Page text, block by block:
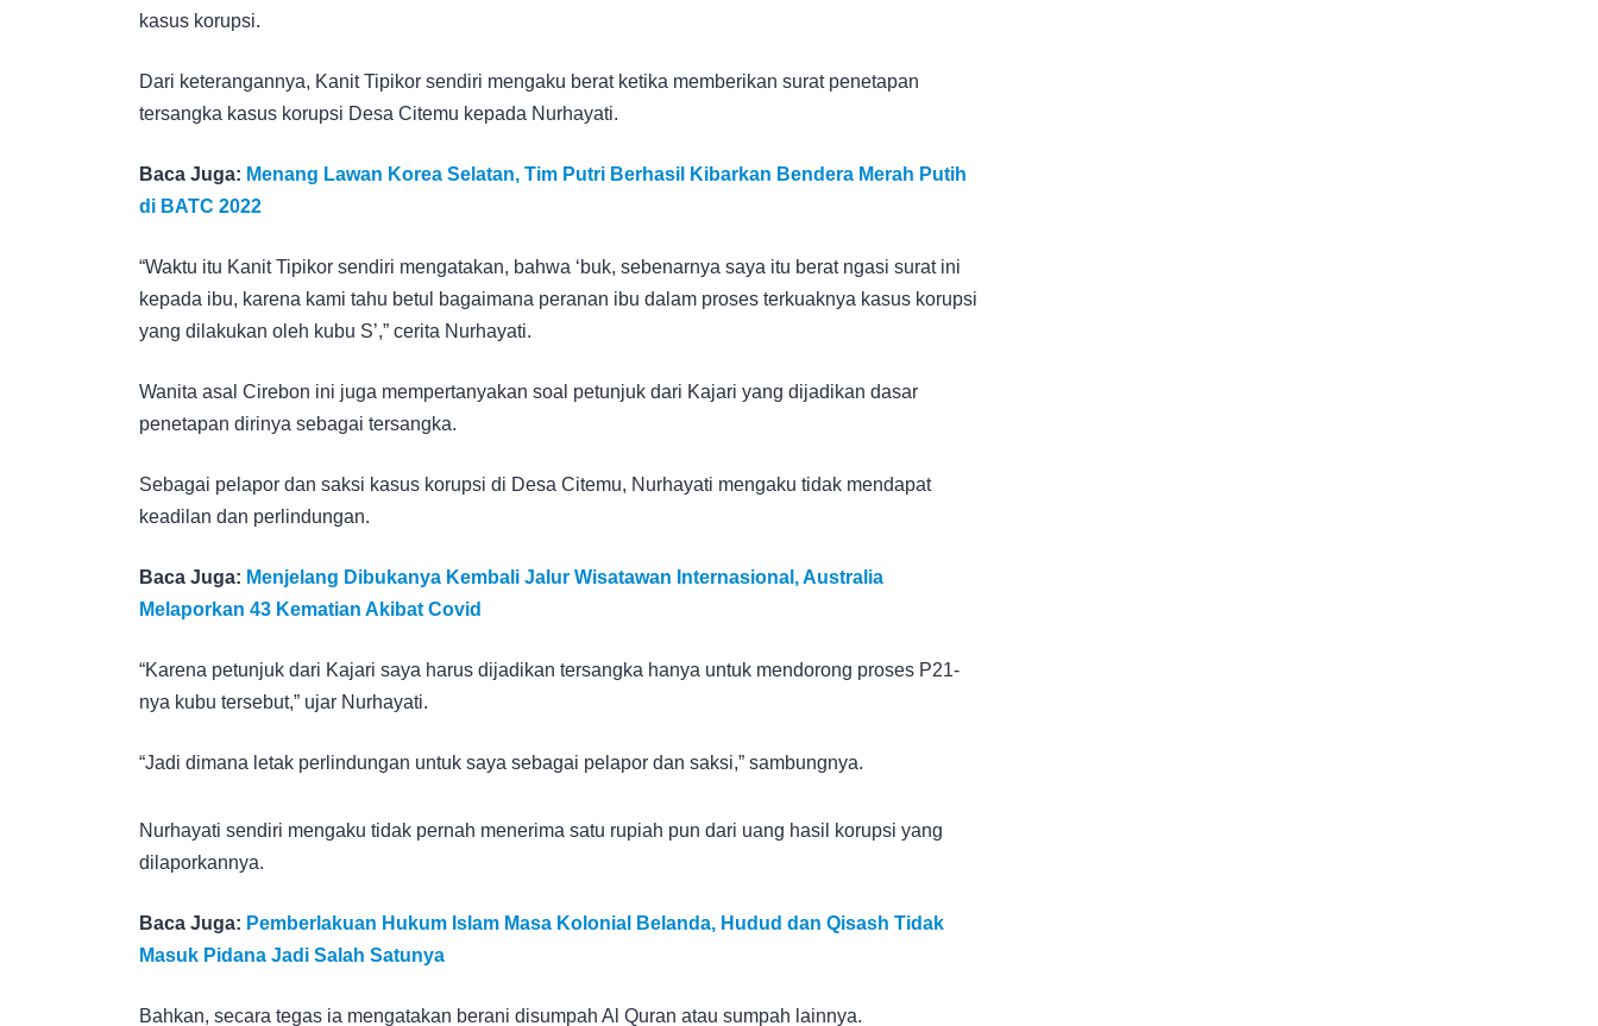
kasus korupsi.
Dari keterangannya, Kanit Tipikor sendiri mengaku berat ketika memberikan surat penetapan
tersangka kasus korupsi Desa Citemu kepada Nurhayati.
Baca Juga: Menang Lawan Korea Selatan, Tim Putri Berhasil Kibarkan Bendera Merah Putih
di BATC 2022
“Waktu itu Kanit Tipikor sendiri mengatakan, bahwa ‘buk, sebenarnya saya itu berat ngasi surat ini
kepada ibu, karena kami tahu betul bagaimana peranan ibu dalam proses terkuaknya kasus korupsi
yang dilakukan oleh kubu S’,” cerita Nurhayati.
Wanita asal Cirebon ini juga mempertanyakan soal petunjuk dari Kajari yang dijadikan dasar
penetapan dirinya sebagai tersangka.
Sebagai pelapor dan saksi kasus korupsi di Desa Citemu, Nurhayati mengaku tidak mendapat
keadilan dan perlindungan.
Baca Juga: Menjelang Dibukanya Kembali Jalur Wisatawan Internasional, Australia
Melaporkan 43 Kematian Akibat Covid
“Karena petunjuk dari Kajari saya harus dijadikan tersangka hanya untuk mendorong proses P21-
nya kubu tersebut,” ujar Nurhayati.
“Jadi dimana letak perlindungan untuk saya sebagai pelapor dan saksi,” sambungnya.
Nurhayati sendiri mengaku tidak pernah menerima satu rupiah pun dari uang hasil korupsi yang
dilaporkannya.
Baca Juga: Pemberlakuan Hukum Islam Masa Kolonial Belanda, Hudud dan Qisash Tidak
Masuk Pidana Jadi Salah Satunya
Bahkan, secara tegas ia mengatakan berani disumpah Al Quran atau sumpah lainnya.